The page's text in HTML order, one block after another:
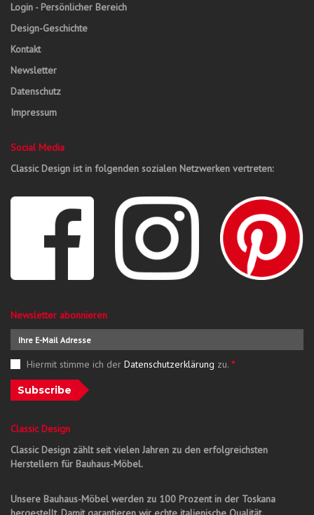
Login - Persönlicher Bereich
Design-Geschichte
Kontakt
Newsletter
Datenschutz
Impressum
Social Media
Classic Design ist in folgenden sozialen Netzwerken vertreten:
Newsletter abonnieren
Hiermit stimme ich der Datenschutzerklärung zu. *
Subscribe
Classic Design
Classic Design zählt seit vielen Jahren zu den erfolgreichsten
Herstellern für Bauhaus-Möbel.
Unsere Bauhaus-Möbel werden zu 100 Prozent in der Toskana